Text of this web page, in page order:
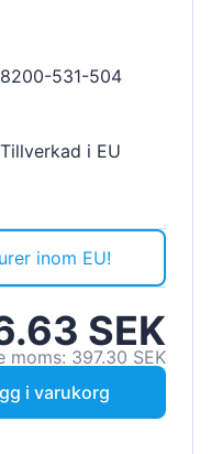
8200-531-504
Tillverkad i EU
inom EU!
SEK
moms: 397.30 SEK
i varukorg